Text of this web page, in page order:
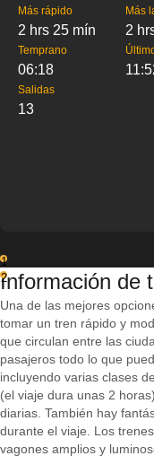
Más rápido
2 hrs 25 mín
Más
2
Temprano
06:18
Salidas
13
1
2
Información de
Una de las mejores
tomar un tren rápido y
que circulan entre las
pasajeros todo lo que
incluyendo varias clases
(el viaje dura unas 2
diarias. También hay
durante el viaje. Los
vagones amplios y